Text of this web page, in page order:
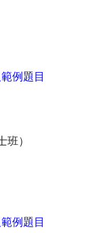
例題目
班）
例題目